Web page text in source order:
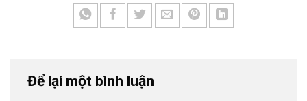
Để lại một bình luận